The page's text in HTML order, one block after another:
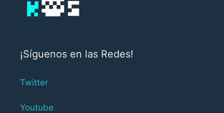
¡Síguenos en las Redes!
Twitter
Youtube